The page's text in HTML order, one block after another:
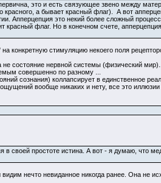
это и есть связующее звено между
а бывает красный флаг). А вот
Апперцепция это некий более сложный
красный флаг. Но в конечном счете,
конкретную стимуляцию некоего поля
состояние нервной системы (физический мир)...
совершенно по разному ...
сознания) коллапсирует в единственное
вообще никаких и нету, все это
в своей простоте истина. А вот - я думаю, что
нечто невиданное никогда ранее. Она не